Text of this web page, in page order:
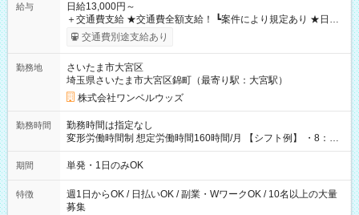
給与
日給13,000円～
＋交通費支給 ★交通費全額支給！ ┗案件により規定あり ★日払
いOK！（規定あり） ┗働いたその日に現金GET♪ お仕事後はコ
ンビニATMから 日払い分を引き落とせます！ 【試用期間】試
交通費別途支給あり
勤務地
さいたま市大宮区
埼玉県さいたま市大宮区錦町（最寄り駅：大宮駅）
株式会社ワンベルウッズ
勤務時間
勤務時間は指定なし
変形労働時間制 想定労働時間160時間/月 【シフト例】 ・8：00
～21：00
期間 単発・1日のみOK
特徴
週1日からOK / 日払いOK / 副業・WワークOK / 10名以上の大量
募集